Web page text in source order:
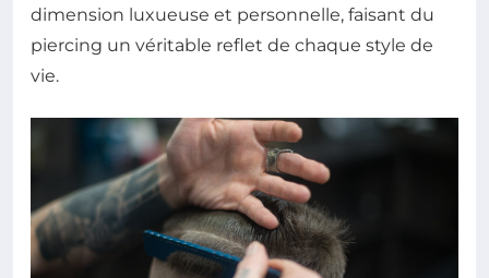
dimension luxueuse et personnelle, faisant du
piercing un véritable reflet de chaque style de
vie.